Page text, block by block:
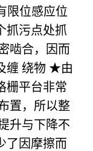
限位感应位
抓污点处抓
啮合，因而
缠 绕物 ★由
栅平台非常
置，所以整
升与下降不
了因摩擦而